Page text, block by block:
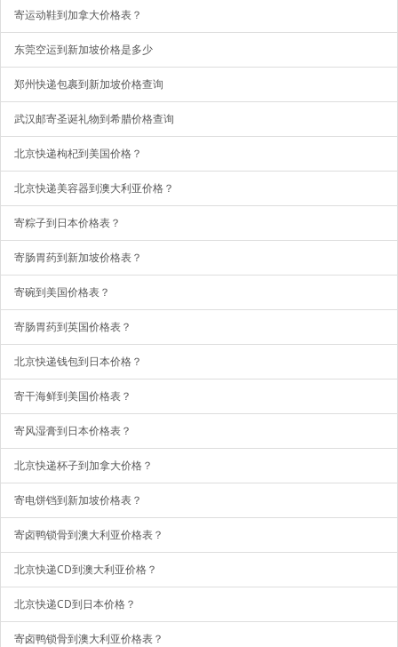
寄运动鞋到加拿大价格表？
东莞空运到新加坡价格是多少
郑州快递包裹到新加坡价格查询
武汉邮寄圣诞礼物到希腊价格查询
北京快递枸杞到美国价格？
北京快递美容器到澳大利亚价格？
寄粽子到日本价格表？
寄肠胃药到新加坡价格表？
寄碗到美国价格表？
寄肠胃药到英国价格表？
北京快递钱包到日本价格？
寄干海鲜到美国价格表？
寄风湿膏到日本价格表？
北京快递杯子到加拿大价格？
寄电饼铛到新加坡价格表？
寄卤鸭锁骨到澳大利亚价格表？
北京快递CD到澳大利亚价格？
北京快递CD到日本价格？
寄卤鸭锁骨到澳大利亚价格表？